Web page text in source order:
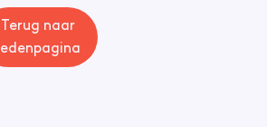
Terug naar
ledenpagina